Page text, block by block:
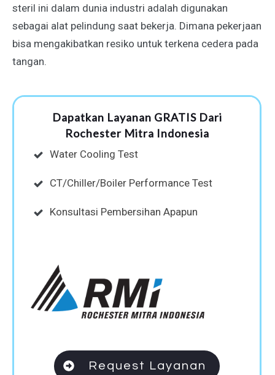
steril ini dalam dunia industri adalah digunakan
sebagai alat pelindung saat bekerja. Dimana pekerjaan
bisa mengakibatkan resiko untuk terkena cedera pada
tangan.
Dapatkan Layanan GRATIS Dari
Rochester Mitra Indonesia
Water Cooling Test
CT/Chiller/Boiler Performance Test
Konsultasi Pembersihan Apapun
Request Layanan